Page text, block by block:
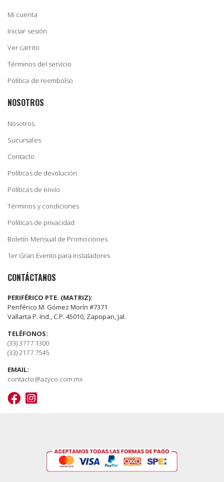
Mi cuenta
Iniciar sesión
Ver carrito
Términos del servicio
Política de reembolso
NOSOTROS
Nosotros
Sucursales
Contacto
Políticas de devolución
Políticas de envío
Términos y condiciones
Políticas de privacidad
Boletín Mensual de Promociones
1er Gran Evento para Instaladores
CONTÁCTANOS
PERIFÉRICO PTE. (MATRIZ):
Periférico M. Gómez Morín #7371
Vallarta P. Ind., C.P. 45010, Zapopan, Jal.
TELÉFONOS:
(33) 3777 1300
(33) 2177 7545
EMAIL:
contacto@azyco.com.mx